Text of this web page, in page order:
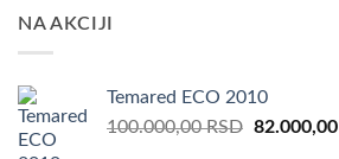
NA AKCIJI
Temared ECO 2010
100.000,00RSD Original
82.000,00